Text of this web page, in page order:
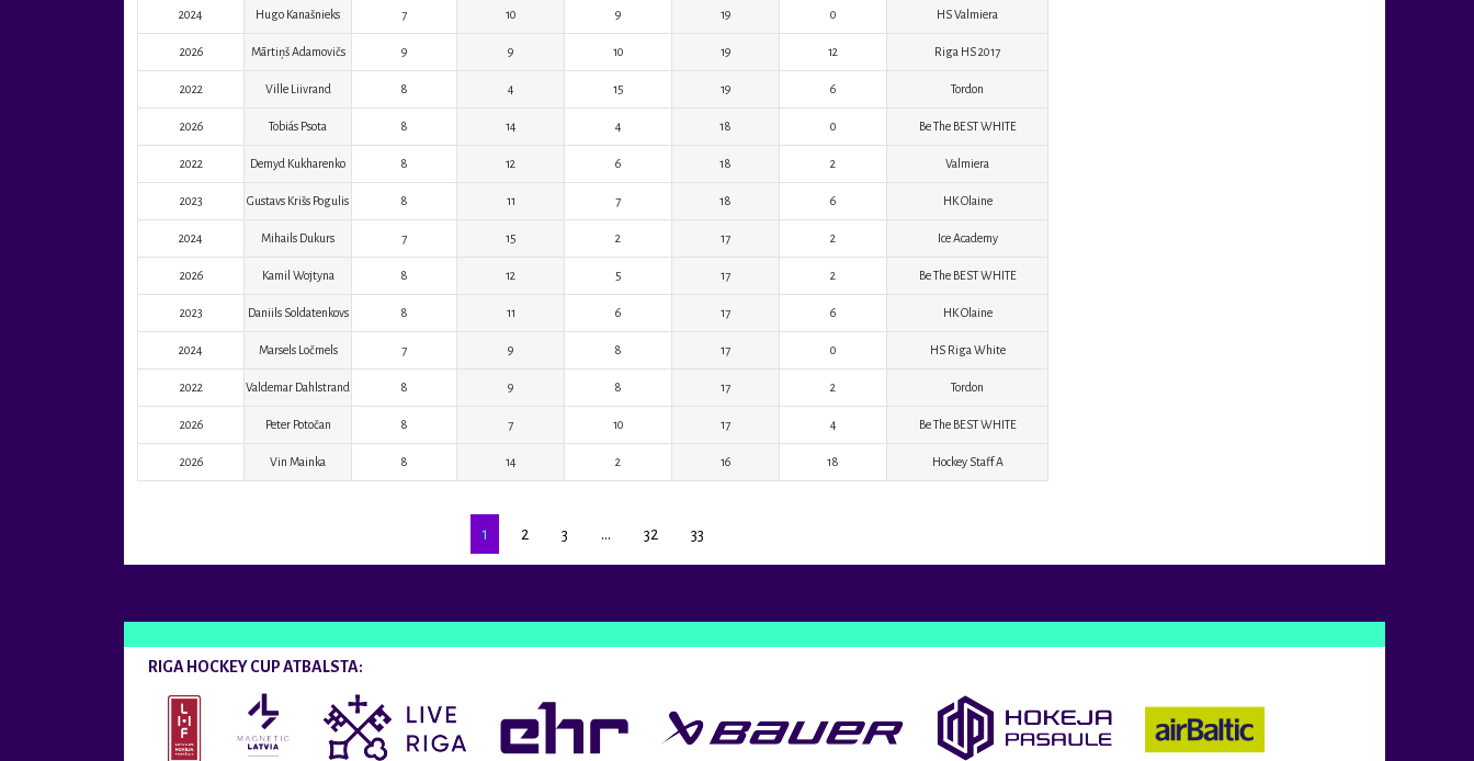
2024 Hugo Kanašnieks 7 10 9 19 0 HS Valmiera
2026 Mārtiņš Adamovičs 9 9 10 19 12 Riga HS 2017
2022 Ville Liivrand 8 4 15 19 6 Tordon
2026 Tobiás Psota 8 14 4 18 0 Be The BEST WHITE
2022 Demyd Kukharenko 8 12 6 18 2 Valmiera
2023 Gustavs Krišs Pogulis 8 11 7 18 6 HK Olaine
2024 Mihails Dukurs 7 15 2 17 2 Ice Academy
2026 Kamil Wojtyna 8 12 5 17 2 Be The BEST WHITE
2023 Daniils Soldatenkovs 8 11 6 17 6 HK Olaine
2024 Marsels Ločmels 7 9 8 17 0 HS Riga White
2022 Valdemar Dahlstrand 8 9 8 17 2 Tordon
2026 Peter Potočan 8 7 10 17 4 Be The BEST WHITE
2026 Vin Mainka 8 14 2 16 18 Hockey Staff A
1 2 3 … 32 33
RIGA HOCKEY CUP ATBALSTA: